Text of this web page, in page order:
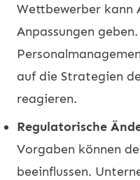
Wettbewerber kann
Anpassungen
auf die Strategien
reagieren.
Regulatorische
Vorgaben können
beeinflussen.